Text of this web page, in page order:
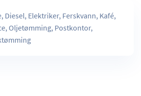
Diesel, Elektriker, Ferskvann, Kafé,
Oljetømming, Postkontor,